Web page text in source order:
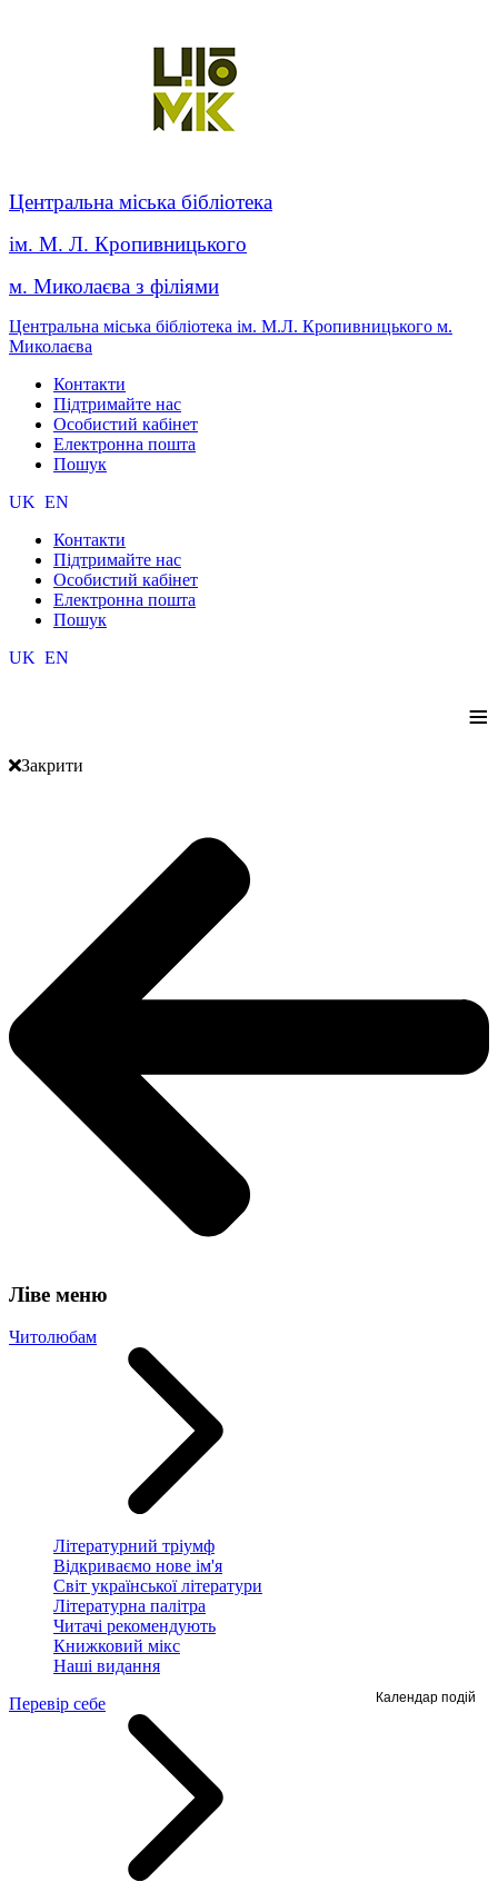
Центральна міська бібліотека
ім. М. Л. Кропивницького
м. Миколаєва з філіями
Центральна міська бібліотека ім. М.Л. Кропивницького м.
Миколаєва
Контакти
Підтримайте нас
Особистий кабінет
Електронна пошта
Пошук
UK EN
Контакти
Підтримайте нас
Особистий кабінет
Електронна пошта
Пошук
UK EN
≡
Закрити
Ліве меню
Читолюбам
Літературний тріумф
Відкриваємо нове ім'я
Світ української літератури
Літературна палітра
Читачі рекомендують
Книжковий мікс
Наші видання
Перевір себе
Календар подій